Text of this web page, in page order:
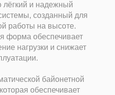
лёгкий и надежный
созданный для
работы на высоте.
форма обеспечивает
нагрузки и снижает
байонетной
обеспечивает